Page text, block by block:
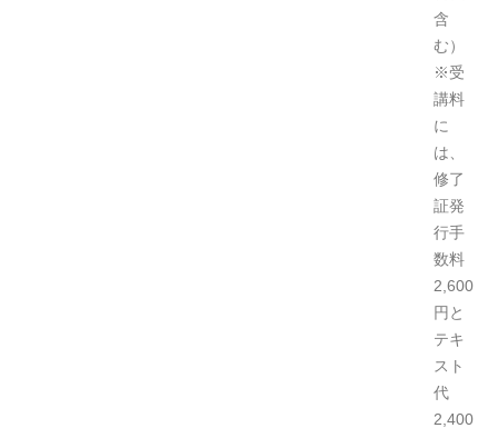
含
む）
※受
講料
に
は、
修了
証発
行手
数料
2,600
円と
テキ
スト
代
2,400